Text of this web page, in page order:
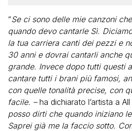
“Se ci sono delle mie canzoni
quando devo cantarle Sì.
la tua carriera canti dei pezzi e
30 anni e dovrai cantarli anche
grande. Invece dopo tutti questi
cantare tutti i brani più famosi,
con quelle tonalità precise, con
facile. –ha dichiarato l’artista a
posso dirti che quando iniziano
Saprei già me la faccio sotto.